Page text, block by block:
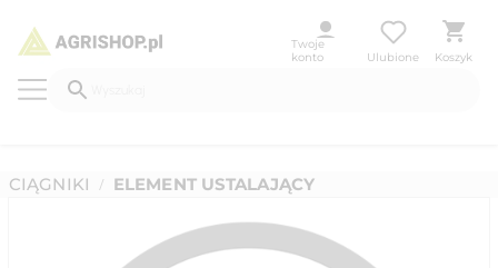
Twoje
konto
Ulubione Koszyk
CIĄGNIKI / ELEMENT USTALAJĄCY